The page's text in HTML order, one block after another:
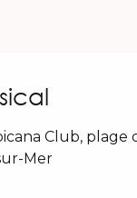
Club, plage
Mer